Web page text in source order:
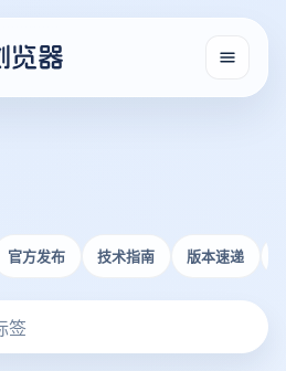
官方发布 技术指南 版本速递